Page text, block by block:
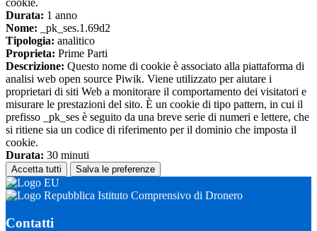
cookie.
Durata: 1 anno
Nome: _pk_ses.1.69d2
Tipologia: analitico
Proprieta: Prime Parti
Descrizione: Questo nome di cookie è associato alla piattaforma di
analisi web open source Piwik. Viene utilizzato per aiutare i
proprietari di siti Web a monitorare il comportamento dei visitatori e
misurare le prestazioni del sito. È un cookie di tipo pattern, in cui il
prefisso _pk_ses è seguito da una breve serie di numeri e lettere, che
si ritiene sia un codice di riferimento per il dominio che imposta il
cookie.
Durata: 30 minuti
Accetta tutti Salva le preferenze
Istituto Comprensivo di Dronero
Contatti